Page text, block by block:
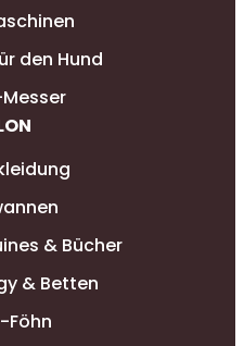
den Hund
& Bücher
& Betten
Föhn